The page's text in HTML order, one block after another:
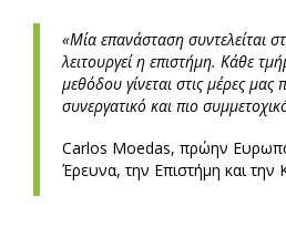
«Μία επανάσταση συντελείται
λειτουργεί η επιστήμη. Κάθε
μεθόδου γίνεται στις μέρες μας
συνεργατικό και πιο
Carlos Moedas, πρώην
Έρευνα, την Επιστήμη και την